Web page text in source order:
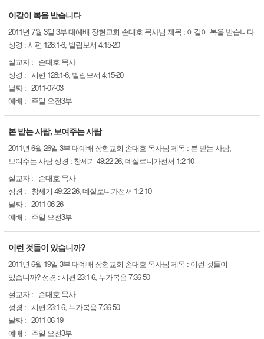
이같이 복을 받습니다
2011년 7월 3일 3부 대예배 장현교회 손대호 목사님 제목 : 이같이 복을 받습니다
성경 : 시편 128:1-6, 빌립보서 4:15-20
설교자 : 손대호 목사
성경 : 시편 128:1-6, 빌립보서 4:15-20
날짜 : 2011-07-03
예배 : 주일 오전3부
본 받는 사람, 보여주는 사람
2011년 6월 26일 3부 대예배 장현교회 손대호 목사님 제목 : 본 받는 사람,
보여주는 사람 성경 : 창세기 49:22-26, 데살로니가전서 1:2-10
설교자 : 손대호 목사
성경 : 창세기 49:22-26, 데살로니가전서 1:2-10
날짜 : 2011-06-26
예배 : 주일 오전3부
이런 것들이 있습니까?
2011년 6월 19일 3부 대예배 장현교회 손대호 목사님 제목 : 이런 것들이
있습니까? 성경 : 시편 23:1-6, 누가복음 7:36-50
설교자 : 손대호 목사
성경 : 시편 23:1-6, 누가복음 7:36-50
날짜 : 2011-06-19
예배 : 주일 오전3부